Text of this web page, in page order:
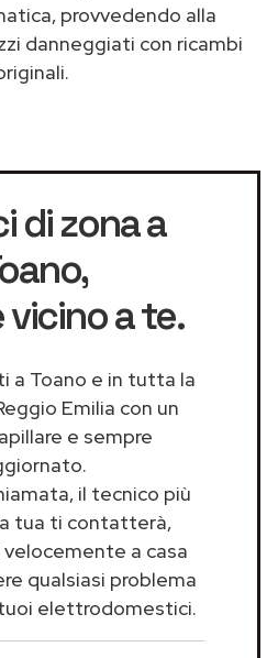
provvedendo alla
danneggiati con ricambi
di zona a
,
vicino a te.
a Toano e in tutta la
Emilia con un
e sempre
il tecnico più
tua ti contatterà,
a casa
qualsiasi problema
elettrodomestici.